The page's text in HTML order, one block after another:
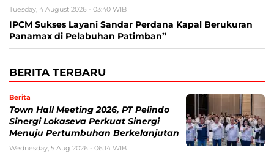
Tuesday, 4 August 2026 - 03:40 WIB
IPCM Sukses Layani Sandar Perdana Kapal Berukuran
Panamax di Pelabuhan Patimban”
BERITA TERBARU
Berita
Town Hall Meeting 2026, PT Pelindo
Sinergi Lokaseva Perkuat Sinergi
Menuju Pertumbuhan Berkelanjutan
Wednesday, 5 Aug 2026 - 06:14 WIB